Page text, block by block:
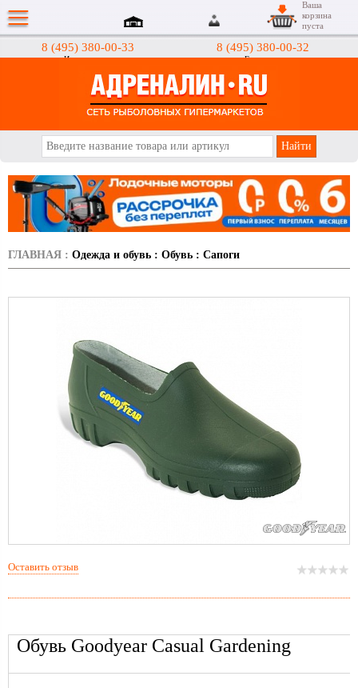
8 (495) 380-00-33
Интернет-магазин
8 (495) 380-00-32
Гипермаркеты
Ваша
корзина
пуста
ГЛАВНАЯ : Одежда и обувь : Обувь : Сапоги
Обувь Goodyear Casual Gardening
Оставить отзыв